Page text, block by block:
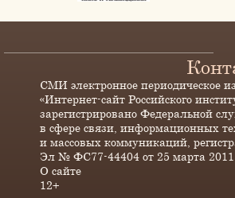
СМИ электронное периодическое
«Интернет-сайт Российского
зарегистрировано Федеральной
в сфере связи, информационных
и массовых коммуникаций,
Эл № ФС77-44404 от 25 марта 2011
О сайте
12+